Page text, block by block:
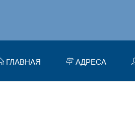
ГЛАВНАЯ АДРЕСА